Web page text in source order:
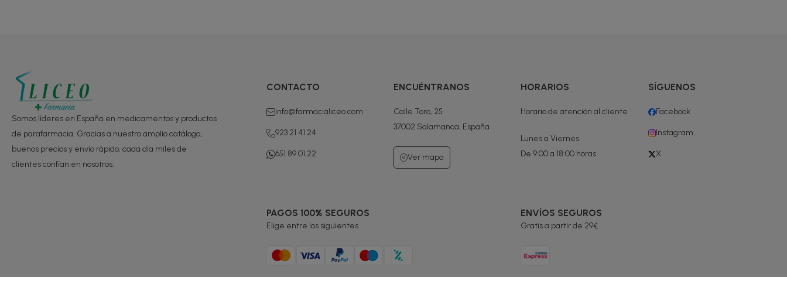
Somos líderes en España en medicamentos y productos
de parafarmacia. Gracias a nuestro amplio catálogo,
buenos precios y envío rápido, cada día miles de
clientes confían en nosotros.
CONTACTO
info@farmacialiceo.com
923 21 41 24
651 89 01 22
ENCUÉNTRANOS
Calle Toro, 25
37002 Salamanca, España
Ver mapa
HORARIOS
Horario de atención al cliente
Lunes a Viernes
De 9:00 a 18:00 horas
SÍGUENOS
Facebook
Instagram
X
PAGOS 100% SEGUROS
Elige entre los siguientes
ENVÍOS SEGUROS
Gratis a partir de 29€